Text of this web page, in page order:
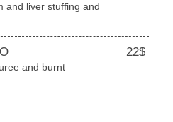
and liver stuffing and
22$
and burnt